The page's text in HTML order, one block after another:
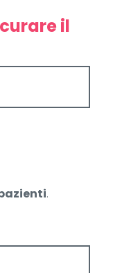
il
.